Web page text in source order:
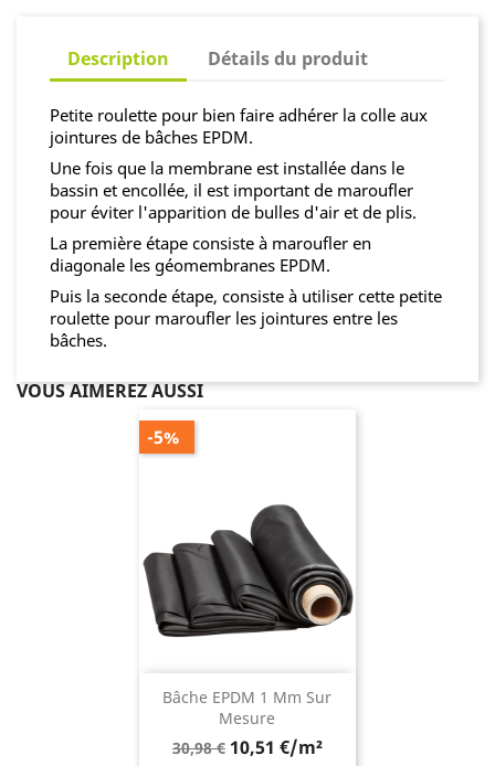
Description Détails du produit
Petite roulette pour bien faire adhérer la colle aux
jointures de bâches EPDM.
Une fois que la membrane est installée dans le
bassin et encollée, il est important de maroufler
pour éviter l'apparition de bulles d'air et de plis.
La première étape consiste à maroufler en
diagonale les géomembranes EPDM.
Puis la seconde étape, consiste à utiliser cette petite
roulette pour maroufler les jointures entre les
bâches.
VOUS AIMEREZ AUSSI
Bâche EPDM 1 Mm Sur
Mesure
Prix
30,98 € 10,51 €/m²
-5%